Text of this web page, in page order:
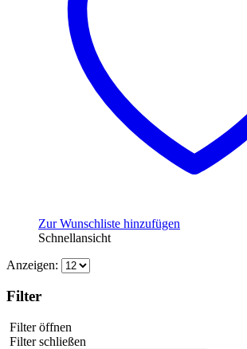
Zur Wunschliste hinzufügen
Schnellansicht
Anzeigen:
Filter
Filter öffnen
Filter schließen